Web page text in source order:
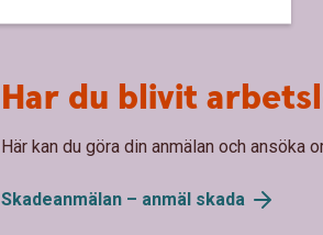
Har du blivit
Här kan du göra din anmälan och ansöka
Skadeanmälan – anmäl skada